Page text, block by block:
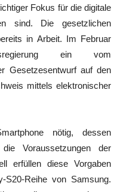
Fokus für die digitale
sind. Die gesetzlichen
in Arbeit. Im Februar
ein vom
Gesetzesentwurf auf den
mittels elektronischer
nötig, dessen
die Voraussetzungen der
erfüllen diese Vorgaben
S20-Reihe von Samsung.